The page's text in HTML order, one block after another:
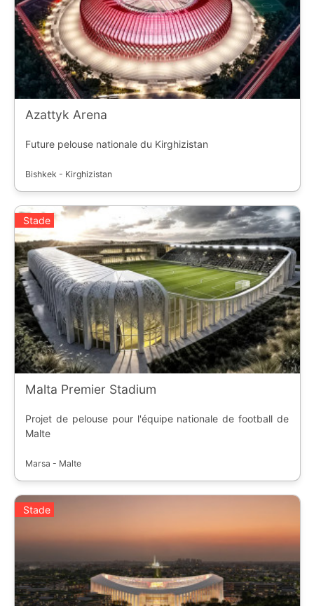
Azattyk Arena
Future pelouse nationale du Kirghizistan
Bishkek - Kirghizistan
Stade
Malta Premier Stadium
Projet de pelouse pour l'équipe nationale de football de
Malte
Marsa - Malte
Stade